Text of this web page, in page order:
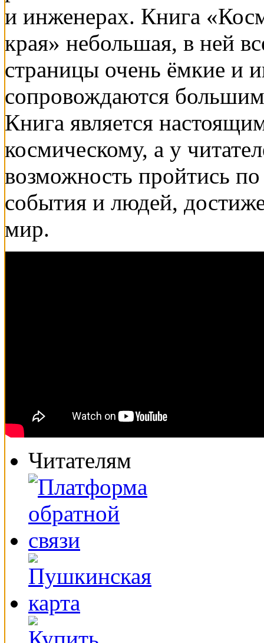
и инженерах. Книга
края» небольшая, в ней
страницы очень ёмкие и
сопровождаются
Книга является
космическому, а у
возможность пройтись
события и людей,
мир.
Читателям